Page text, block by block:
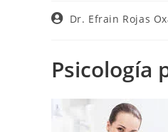
Dr. Efrain Rojas
Psicología